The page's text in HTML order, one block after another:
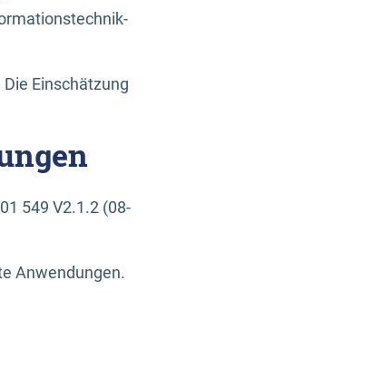
Einschätzung
549 V2.1.2 (08-
Anwendungen.